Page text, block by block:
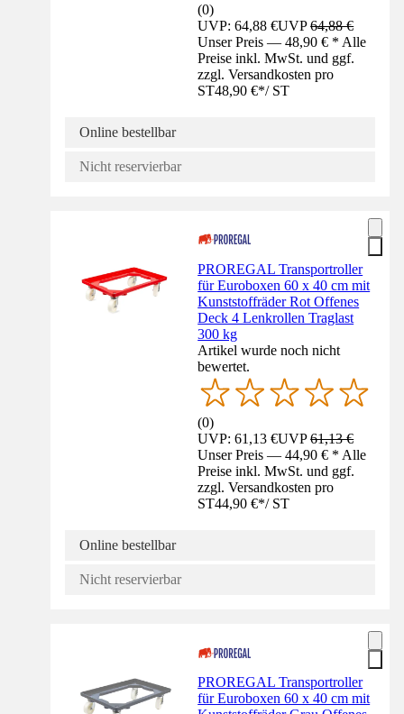
(0)
UVP: 64,88 €UVP64,88 €
Unser Preis — 48,90 € * Alle
Preise inkl. MwSt. und ggf.
zzgl. Versandkosten pro
ST48,90 €*/ ST
Online bestellbar
Nicht reservierbar
PROREGAL Transportroller
für Euroboxen 60 x 40 cm mit
Kunststoffräder Rot Offenes
Deck 4 Lenkrollen Traglast
300 kg
Artikel wurde noch nicht
bewertet.
(0)
UVP: 61,13 €UVP61,13 €
Unser Preis — 44,90 € * Alle
Preise inkl. MwSt. und ggf.
zzgl. Versandkosten pro
ST44,90 €*/ ST
Online bestellbar
Nicht reservierbar
PROREGAL Transportroller
für Euroboxen 60 x 40 cm mit